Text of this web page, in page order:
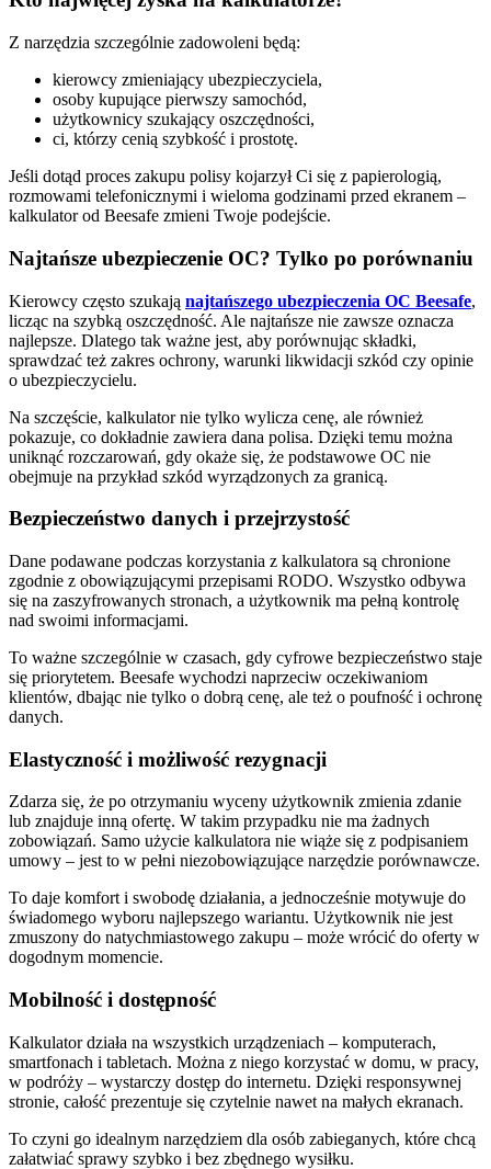
Z narzędzia szczególnie zadowoleni będą:
kierowcy zmieniający ubezpieczyciela,
osoby kupujące pierwszy samochód,
użytkownicy szukający oszczędności,
ci, którzy cenią szybkość i prostotę.
Jeśli dotąd proces zakupu polisy kojarzył Ci się z papierologią,
rozmowami telefonicznymi i wieloma godzinami przed ekranem –
kalkulator od Beesafe zmieni Twoje podejście.
Najtańsze ubezpieczenie OC? Tylko po porównaniu
Kierowcy często szukają najtańszego ubezpieczenia OC Beesafe,
licząc na szybką oszczędność. Ale najtańsze nie zawsze oznacza
najlepsze. Dlatego tak ważne jest, aby porównując składki,
sprawdzać też zakres ochrony, warunki likwidacji szkód czy opinie
o ubezpieczycielu.
Na szczęście, kalkulator nie tylko wylicza cenę, ale również
pokazuje, co dokładnie zawiera dana polisa. Dzięki temu można
uniknąć rozczarowań, gdy okaże się, że podstawowe OC nie
obejmuje na przykład szkód wyrządzonych za granicą.
Bezpieczeństwo danych i przejrzystość
Dane podawane podczas korzystania z kalkulatora są chronione
zgodnie z obowiązującymi przepisami RODO. Wszystko odbywa
się na zaszyfrowanych stronach, a użytkownik ma pełną kontrolę
nad swoimi informacjami.
To ważne szczególnie w czasach, gdy cyfrowe bezpieczeństwo staje
się priorytetem. Beesafe wychodzi naprzeciw oczekiwaniom
klientów, dbając nie tylko o dobrą cenę, ale też o poufność i ochronę
danych.
Elastyczność i możliwość rezygnacji
Zdarza się, że po otrzymaniu wyceny użytkownik zmienia zdanie
lub znajduje inną ofertę. W takim przypadku nie ma żadnych
zobowiązań. Samo użycie kalkulatora nie wiąże się z podpisaniem
umowy – jest to w pełni niezobowiązujące narzędzie porównawcze.
To daje komfort i swobodę działania, a jednocześnie motywuje do
świadomego wyboru najlepszego wariantu. Użytkownik nie jest
zmuszony do natychmiastowego zakupu – może wrócić do oferty w
dogodnym momencie.
Mobilność i dostępność
Kalkulator działa na wszystkich urządzeniach – komputerach,
smartfonach i tabletach. Można z niego korzystać w domu, w pracy,
w podróży – wystarczy dostęp do internetu. Dzięki responsywnej
stronie, całość prezentuje się czytelnie nawet na małych ekranach.
To czyni go idealnym narzędziem dla osób zabieganych, które chcą
załatwiać sprawy szybko i bez zbędnego wysiłku.